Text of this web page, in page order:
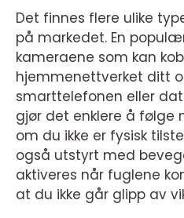
Det finnes flere ulike
på markedet. En
kameraene som kan
hjemmenettverket ditt
smarttelefonen eller
gjør det enklere å følge
om du ikke er fysisk
også utstyrt med
aktiveres når fuglene
at du ikke går glipp av